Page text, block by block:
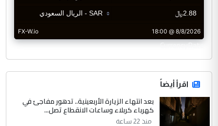
CurrencyRate
اقرأ أيضاً
بعد انتهاء الزيارة الأربعينية.. تدهور مفاجئ في
كهرباء كربلاء وساعات الانقطاع تصل...
منذ 22 ساعة